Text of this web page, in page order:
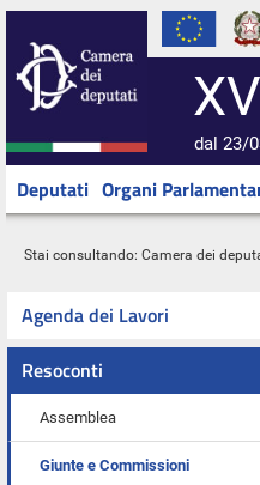
dal 23/
Deputati Organi
Stai consultando: Camera dei
Agenda dei Lavori
Resoconti
Assemblea
Giunte e Commissioni